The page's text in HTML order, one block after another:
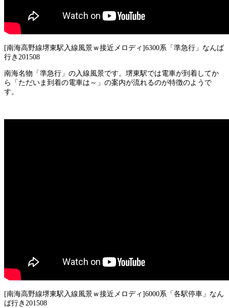
[南海高野線堺東駅入線風景ｗ接近メロディ]6300系「準急行」なんば
行き201508
南海名物「準急行」の入線風景です。堺東駅では電車が到着してか
ら「ただいま到着の電車は～」の案内が流れるのが特徴のようで
す。
[南海高野線堺東駅入線風景ｗ接近メロディ]6000系「各駅停車」なん
ば行き201508